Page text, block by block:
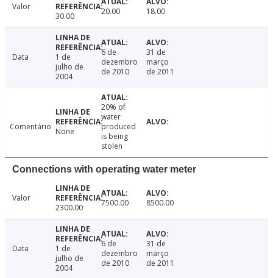
Valor
30.00
20.00 18.00
Data
1 de
julho de
2004
6 de
dezembro
de 2010
31 de
março
de 2011
Comentário None
20% of
water
produced
is being
stolen
Connections with operating water meter
Valor
2300.00
7500.00 8500.00
Data
1 de
julho de
2004
6 de
dezembro
de 2010
31 de
março
de 2011